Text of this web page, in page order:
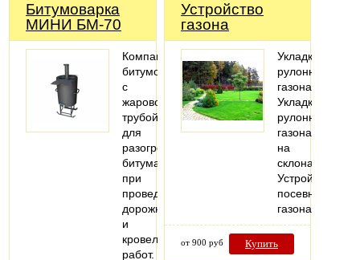
Битумоварка
МИНИ БМ-70
Компактная
битумоварка
с
жаровой
трубой
для
разогрева
битума
при
проведении
дорожных
и
кровельных
работ.
Устройство
газона
Укладка
рулонного
газона
Укладка
рулонного
газона
на
склонах
Устройство
посевного
газона
от 900 руб Купить